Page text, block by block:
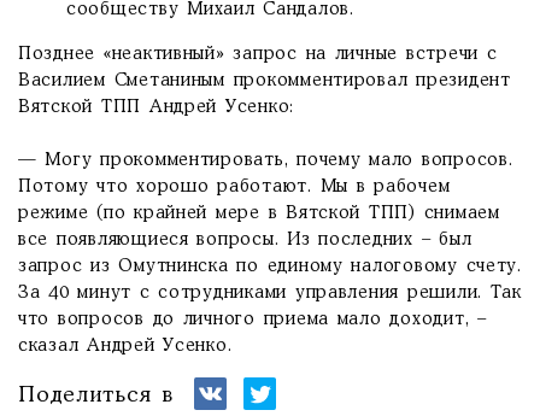
сообществу Михаил Сандалов.
Позднее «неактивный» запрос на личные встречи с
Василием Сметаниным прокомментировал президент
Вятской ТПП Андрей Усенко:
— Могу прокомментировать, почему мало вопросов.
Потому что хорошо работают. Мы в рабочем
режиме (по крайней мере в Вятской ТПП) снимаем
все появляющиеся вопросы. Из последних – был
запрос из Омутнинска по единому налоговому счету.
За 40 минут с сотрудниками управления решили. Так
что вопросов до личного приема мало доходит, –
сказал Андрей Усенко.
Поделиться в